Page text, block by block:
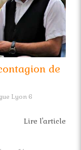
de
Lyon 6
Lire l'article